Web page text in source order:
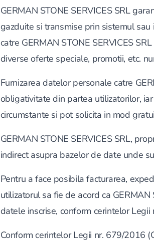
GERMAN STONE SERVICES SRL
gazduite si transmise prin sistemul
catre GERMAN STONE SERVICES
diverse oferte speciale, promotii, etc.
Furnizarea datelor personale catre
obligativitate din partea utilizatorilor,
circumstante si pot solicita in mod
GERMAN STONE SERVICES SRL,
indirect asupra bazelor de date unde
Pentru a face posibila facturarea,
utilizatorul sa fie de acord ca GERMAN
datele inscrise, conform cerintelor
Conform cerintelor Legii nr. 679/2016